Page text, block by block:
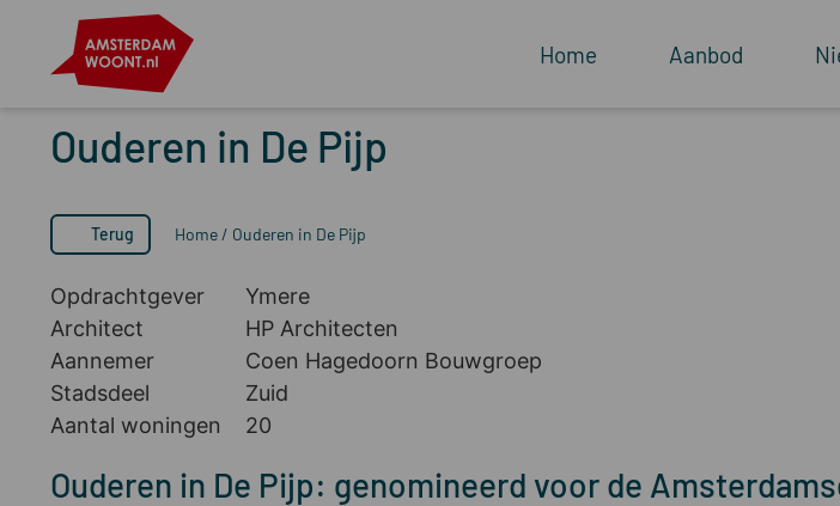
Home Aanbod
Ouderen in De Pijp
Terug Home / Ouderen in De Pijp
Opdrachtgever
Ymere
Architect
HP Architecten
Aannemer
Coen Hagedoorn Bouwgroep
Stadsdeel
Zuid
Aantal woningen
20
Ouderen in De Pijp: genomineerd voor de